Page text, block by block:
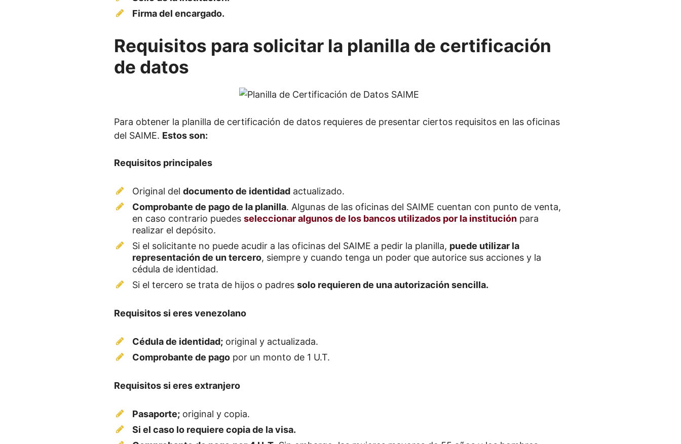
Firma del encargado.
Requisitos para solicitar la planilla de certificación
de datos
Para obtener la planilla de certificación de datos requieres de presentar ciertos requisitos en las oficinas
del SAIME. Estos son:
Requisitos principales
Original del documento de identidadactualizado.
Comprobante de pago de la planilla. Algunas de las oficinas del SAIME cuentan con punto de venta,
en caso contrario puedes seleccionar algunos de los bancos utilizados por la instituciónpara
realizar el depósito.
Si el solicitante no puede acudir a las oficinas del SAIME a pedir la planilla, puede utilizar la
representación de un tercero, siempre y cuando tenga un poder que autorice sus acciones y la
cédula de identidad.
Si el tercero se trata de hijos o padres solo requieren de una autorización sencilla.
Requisitos si eres venezolano
Cédula de identidad;original y actualizada.
Comprobante de pagopor un monto de 1 U.T.
Requisitos si eres extranjero
Pasaporte;original y copia.
Si el caso lo requiere copia de la visa.